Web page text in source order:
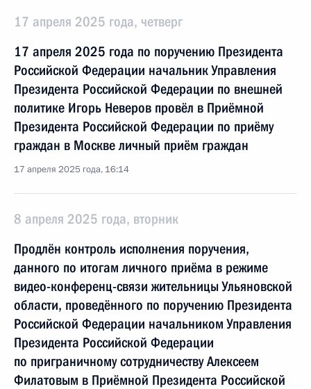
17 апреля 2025 года, четверг
17 апреля 2025 года по поручению Президента
Российской Федерации начальник Управления
Президента Российской Федерации по внешней
политике Игорь Неверов провёл в Приёмной
Президента Российской Федерации по приёму
граждан в Москве личный приём граждан
17 апреля 2025 года, 16:14
8 апреля 2025 года, вторник
Продлён контроль исполнения поручения,
данного по итогам личного приёма в режиме
видео-конференц-связи жительницы Ульяновской
области, проведённого по поручению Президента
Российской Федерации начальником Управления
Президента Российской Федерации
по приграничному сотрудничеству Алексеем
Филатовым в Приёмной Президента Российской